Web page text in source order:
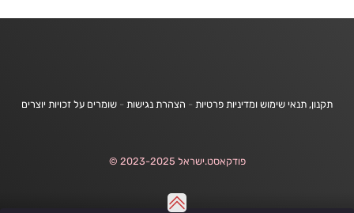
תקנון, תנאי שימוש ומדיניות פרטיות - הצהרת נגישות - שומרים על זכויות יוצרים
פודקאסט.ישראל 2023-2025 ©